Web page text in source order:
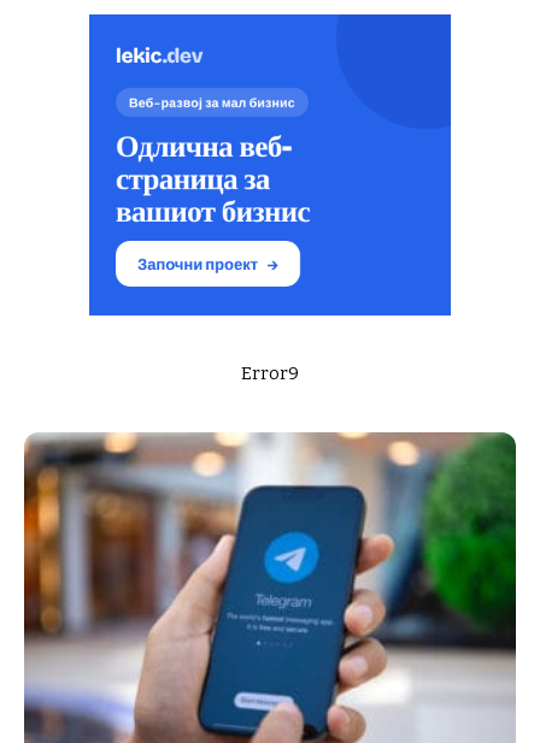
Error9